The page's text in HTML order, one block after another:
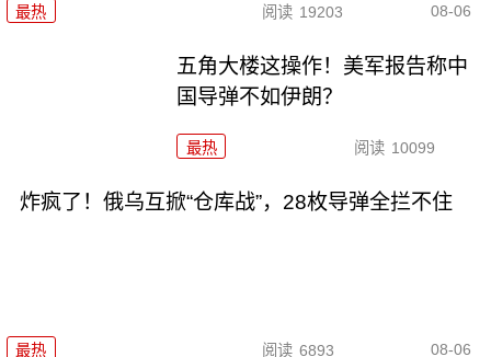
最热 阅读 19203 08-06
五角大楼这操作！美军报告称中
国导弹不如伊朗？
最热 阅读 10099
炸疯了！俄乌互掀“仓库战”，28枚导弹全拦不住
最热 阅读 6893 08-06